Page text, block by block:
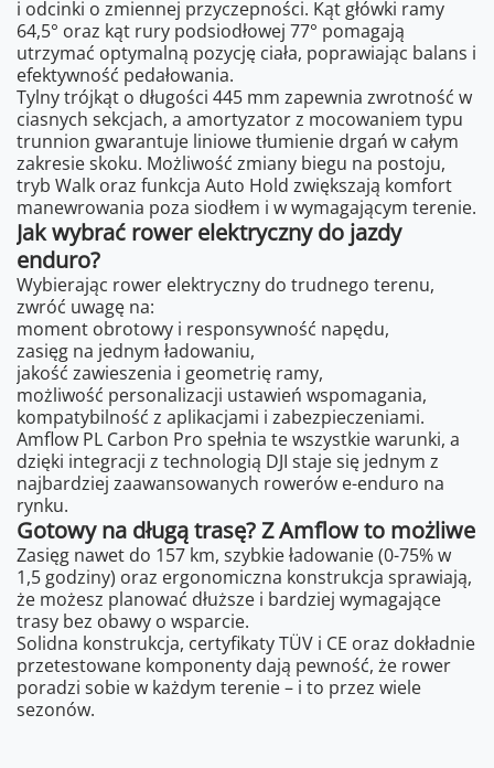
i odcinki o zmiennej przyczepności. Kąt główki ramy
64,5° oraz kąt rury podsiodłowej 77° pomagają
utrzymać optymalną pozycję ciała, poprawiając balans i
efektywność pedałowania.
Tylny trójkąt o długości 445 mm zapewnia zwrotność w
ciasnych sekcjach, a amortyzator z mocowaniem typu
trunnion gwarantuje liniowe tłumienie drgań w całym
zakresie skoku. Możliwość zmiany biegu na postoju,
tryb Walk oraz funkcja Auto Hold zwiększają komfort
manewrowania poza siodłem i w wymagającym terenie.
Jak wybrać rower elektryczny do jazdy
enduro?
Wybierając rower elektryczny do trudnego terenu,
zwróć uwagę na:
moment obrotowy i responsywność napędu,
zasięg na jednym ładowaniu,
jakość zawieszenia i geometrię ramy,
możliwość personalizacji ustawień wspomagania,
kompatybilność z aplikacjami i zabezpieczeniami.
Amflow PL Carbon Pro spełnia te wszystkie warunki, a
dzięki integracji z technologią DJI staje się jednym z
najbardziej zaawansowanych rowerów e-enduro na
rynku.
Gotowy na długą trasę? Z Amflow to możliwe
Zasięg nawet do 157 km, szybkie ładowanie (0-75% w
1,5 godziny) oraz ergonomiczna konstrukcja sprawiają,
że możesz planować dłuższe i bardziej wymagające
trasy bez obawy o wsparcie.
Solidna konstrukcja, certyfikaty TÜV i CE oraz dokładnie
przetestowane komponenty dają pewność, że rower
poradzi sobie w każdym terenie – i to przez wiele
sezonów.